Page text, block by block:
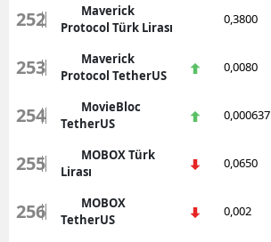
252
Maverick
Protocol Türk Lirası
0,3800
253
Maverick
Protocol TetherUS
0,0080
254
MovieBloc
TetherUS
0,000637
255
MOBOX Türk
Lirası
0,0650
256
MOBOX
TetherUS
0,002